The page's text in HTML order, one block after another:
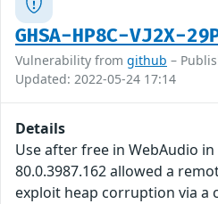
GHSA-HP8C-VJ2X-
Vulnerability from github –
Updated: 2022-05-24 17:14
Details
Use after free in WebAudio
80.0.3987.162 allowed a
exploit heap corruption via a